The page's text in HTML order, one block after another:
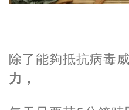
除了能夠抵抗病毒
力，